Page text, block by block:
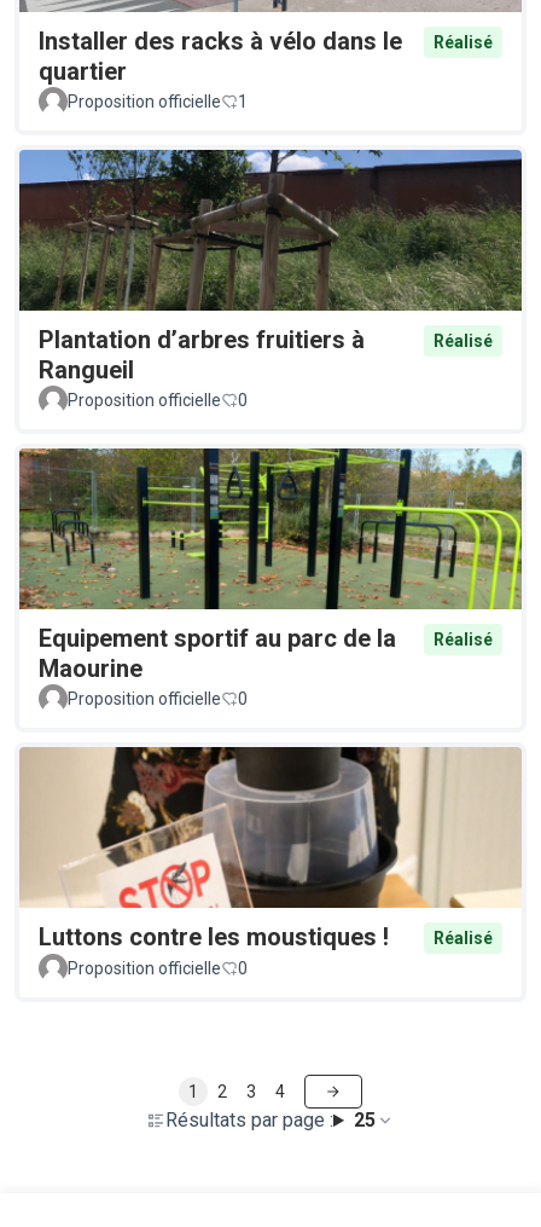
Installer des racks à vélo dans le
quartier
Réalisé
Proposition officielle 1
Plantation d’arbres fruitiers à
Rangueil
Réalisé
Proposition officielle 0
Equipement sportif au parc de la
Maourine
Réalisé
Proposition officielle 0
Luttons contre les moustiques !
Réalisé
Proposition officielle
0
Résultats par page : 25
1 2 3 4